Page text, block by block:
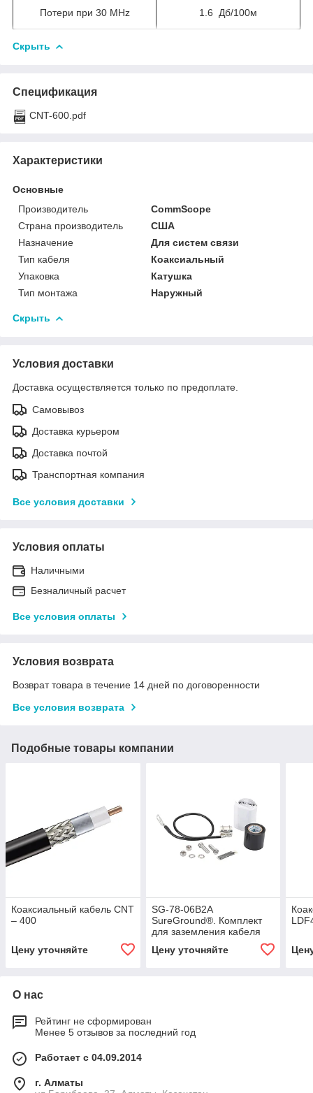
Потери при 30 MHz 1.6 Дб/100м
Скрыть
Спецификация
CNT-600.pdf
Характеристики
Основные
Производитель
CommScope
Страна производитель
США
Назначение
Для систем связи
Тип кабеля
Коаксиальный
Упаковка
Катушка
Тип монтажа
Наружный
Скрыть
Условия доставки
Доставка осуществляется только по предоплате.
Самовывоз
Доставка курьером
Доставка почтой
Транспортная компания
Все условия доставки
Условия оплаты
Наличными
Безналичный расчет
Все условия оплаты
Условия возврата
Возврат товара в течение 14 дней по договоренности
Все условия возврата
Подобные товары компании
Коаксиальный кабель CNT
– 400
Цену уточняйте
SG-78-06B2A
SureGround®. Комплект
для заземления кабеля
Цену уточняйте
О нас
Рейтинг не сформирован
Менее 5 отзывов за последний год
Работает с 04.09.2014
г. Алматы